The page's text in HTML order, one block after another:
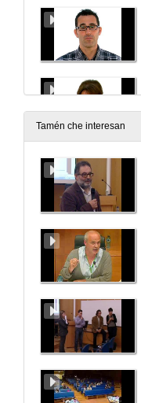
Tamén che interesan